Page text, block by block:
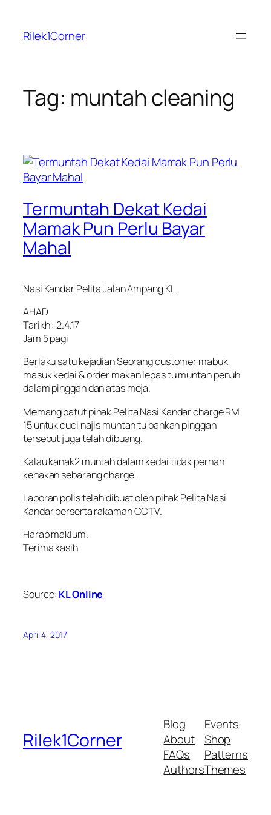
content
Rilek1Corner
Tag: muntah cleaning
Termuntah Dekat Kedai
Mamak Pun Perlu Bayar
Mahal
Nasi Kandar Pelita Jalan Ampang KL
AHAD
Tarikh : 2.4.17
Jam 5 pagi
Berlaku satu kejadian Seorang customer mabuk
masuk kedai & order makan lepas tu muntah penuh
dalam pinggan dan atas meja.
Memang patut pihak Pelita Nasi Kandar charge RM
15 untuk cuci najis muntah tu bahkan pinggan
tersebut juga telah dibuang.
Kalau kanak2 muntah dalam kedai tidak pernah
kenakan sebarang charge.
Laporan polis telah dibuat oleh pihak Pelita Nasi
Kandar berserta rakaman CCTV.
Harap maklum.
Terima kasih
Source: KL Online
April 4, 2017
Rilek1Corner
Blog
About
FAQs
Authors
Events
Shop
Patterns
Themes